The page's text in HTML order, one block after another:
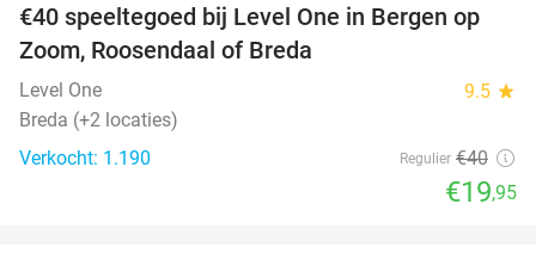
50%
€40 speeltegoed bij Level One in Bergen op
Zoom, Roosendaal of Breda
Level One 9.5 star
Breda (+2 locaties)
Verkocht: 1.190
Regulier €40
€19,95